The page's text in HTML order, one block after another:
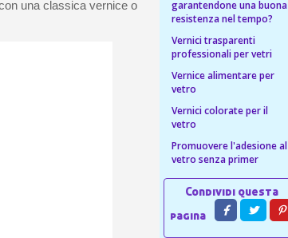
shopping per ogni referral
una classica vernice o
garantendone una buona
resistenza nel tempo?
Vernici trasparenti
professionali per vetri
Vernice alimentare per
vetro
Vernici colorate per il
vetro
Promuovere l'adesione al
vetro senza primer